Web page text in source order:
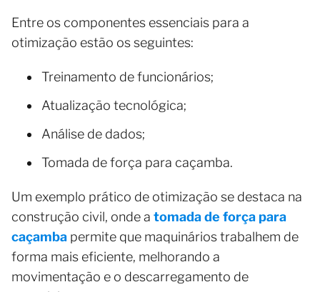
Entre os componentes essenciais para a
otimização estão os seguintes:
Treinamento de funcionários;
Atualização tecnológica;
Análise de dados;
Tomada de força para caçamba.
Um exemplo prático de otimização se destaca na
construção civil, onde a tomada de força para
caçamba permite que maquinários trabalhem de
forma mais eficiente, melhorando a
movimentação e o descarregamento de